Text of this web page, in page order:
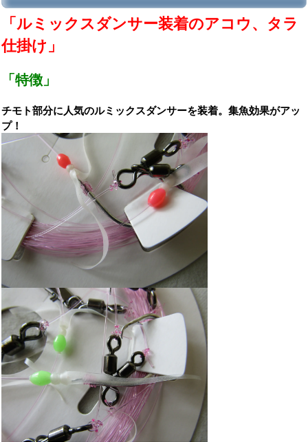
「ルミックスダンサー装着のアコウ、タラ
仕掛け」
「特徴」
チモト部分に人気のルミックスダンサーを装着。集魚効果がアッ
プ！